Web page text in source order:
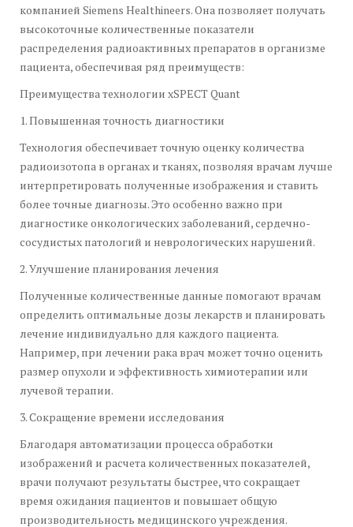
компанией Siemens Healthineers. Она позволяет получать
высокоточные количественные показатели
распределения радиоактивных препаратов в организме
пациента, обеспечивая ряд преимуществ:
Преимущества технологии xSPECT Quant
1. Повышенная точность диагностики
Технология обеспечивает точную оценку количества
радиоизотопа в органах и тканях, позволяя врачам лучше
интерпретировать полученные изображения и ставить
более точные диагнозы. Это особенно важно при
диагностике онкологических заболеваний, сердечно-
сосудистых патологий и неврологических нарушений.
2. Улучшение планирования лечения
Полученные количественные данные помогают врачам
определить оптимальные дозы лекарств и планировать
лечение индивидуально для каждого пациента.
Например, при лечении рака врач может точно оценить
размер опухоли и эффективность химиотерапии или
лучевой терапии.
3. Сокращение времени исследования
Благодаря автоматизации процесса обработки
изображений и расчета количественных показателей,
врачи получают результаты быстрее, что сокращает
время ожидания пациентов и повышает общую
производительность медицинского учреждения.